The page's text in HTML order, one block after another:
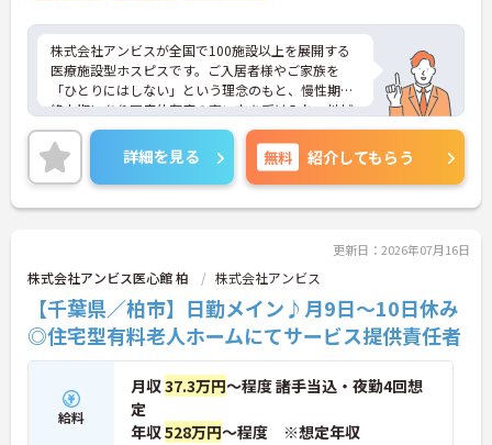
株式会社アンビスが全国で100施設以上を展開する
医療施設型ホスピスです。ご入居者様やご家族を
「ひとりにはしない」という理念のもと、慢性期や
終末期にあり医療依存度の高い方を受け入れ、地域
医療を支える社会的意義の高い事業を推進していま
す。現場には看護師が24時間常駐しています。急変
時の対応や医療行為は看護師が担当するため、初任
者研修や実務者研修の方も食事介助や入浴介助など
の生活を支えるケアに専念できる環境です。多職種
連携の体制がしっかりと整っています。働き方の面
では、夜勤明けの翌日が原則として公休となるほ
か、月平均の残業時間も5時間から7時間程度とかな
り少なめです。常勤スタッフの比率が90パーセント
を超えているため急な勤務変更が発生しにくく、あ
らかじめ決められた訪問予定表に沿って規則正しく
働けます。入職後は現場スタッフによるお一人おひ
とりに合わせた個別のOJT研修が実施されます。eラ
ーニングも導入されており、多職種と連携しながら
専門性を着実に深めていける環境が用意されていま
詳細を見る 無料 紹介してもらう
更新日：2026年07月16日
株式会社アンビス医心館 柏 株式会社アンビス
【千葉県／柏市】日勤メイン♪月9日～10日休み
◎住宅型有料老人ホームにてサービス提供責任者
給料
月収37.3万円～程度 諸手当込・夜勤4回想
定
年収528万円～程度 ※想定年収